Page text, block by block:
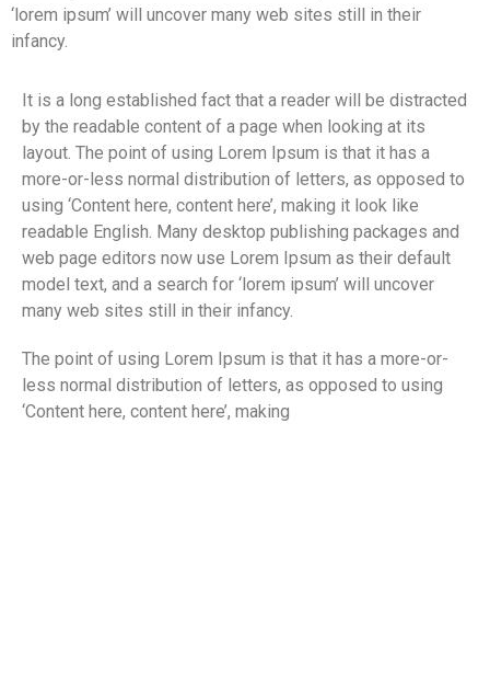
‘lorem ipsum’ will uncover many web sites still in their
infancy.
It is a long established fact that a reader will be distracted
by the readable content of a page when looking at its
layout. The point of using Lorem Ipsum is that it has a
more-or-less normal distribution of letters, as opposed to
using ‘Content here, content here’, making it look like
readable English. Many desktop publishing packages and
web page editors now use Lorem Ipsum as their default
model text, and a search for ‘lorem ipsum’ will uncover
many web sites still in their infancy.
The point of using Lorem Ipsum is that it has a more-or-
less normal distribution of letters, as opposed to using
‘Content here, content here’, making